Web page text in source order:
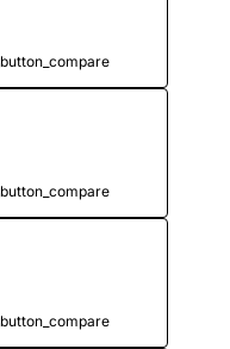
button_compare
button_compare
button_compare